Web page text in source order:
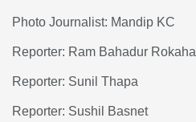
Photo Journalist: Mandip KC
Reporter: Ram Bahadur Rokaha
Reporter: Sunil Thapa
Reporter: Sushil Basnet